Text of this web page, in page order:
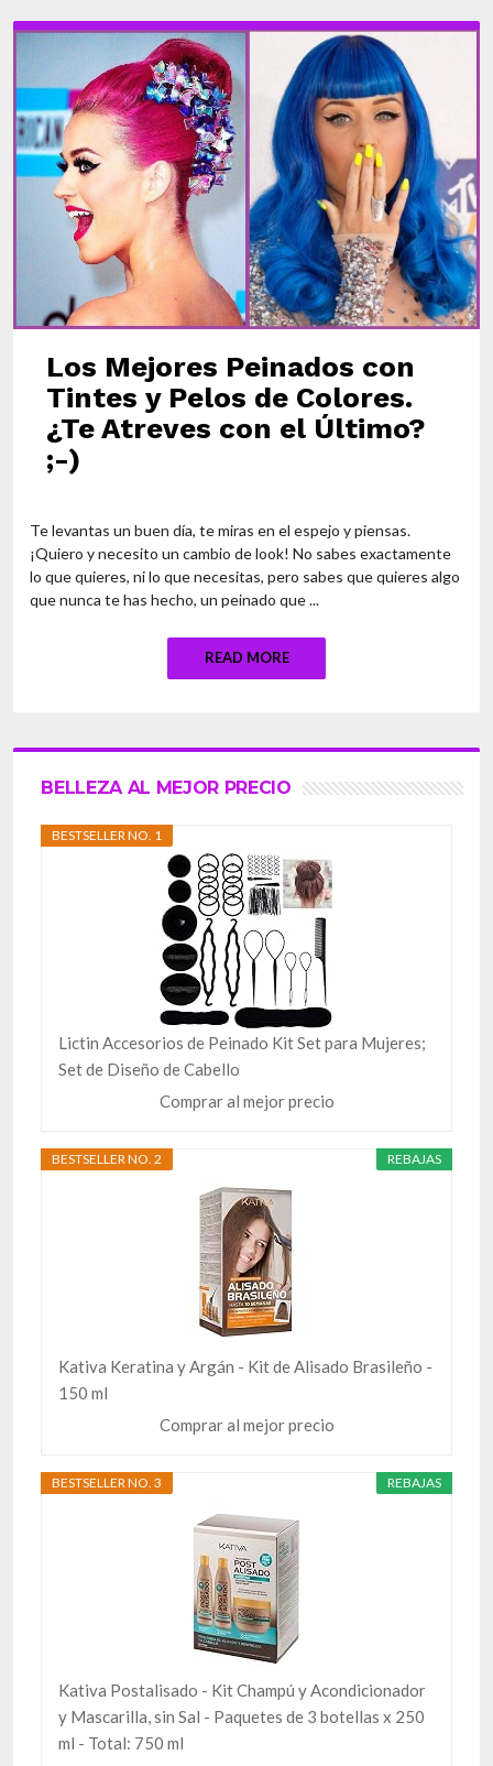
Los Mejores Peinados con
Tintes y Pelos de Colores.
¿Te Atreves con el Último?
;-)
Te levantas un buen día, te miras en el espejo y piensas.
¡Quiero y necesito un cambio de look! No sabes exactamente
lo que quieres, ni lo que necesitas, pero sabes que quieres algo
que nunca te has hecho, un peinado que ...
READ MORE
BELLEZA AL MEJOR PRECIO
BESTSELLER NO. 1
Lictin Accesorios de Peinado Kit Set para Mujeres;
Set de Diseño de Cabello
Comprar al mejor precio
REBAJAS
BESTSELLER NO. 2
Kativa Keratina y Argán - Kit de Alisado Brasileño -
150 ml
Comprar al mejor precio
REBAJAS
BESTSELLER NO. 3
Kativa Postalisado - Kit Champú y Acondicionador
y Mascarilla, sin Sal - Paquetes de 3 botellas x 250
ml - Total: 750 ml